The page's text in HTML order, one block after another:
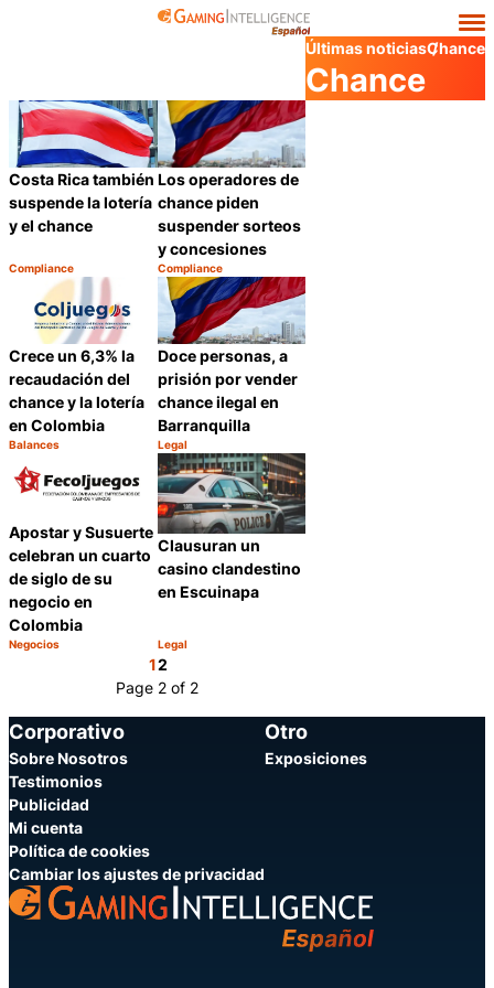
Últimas noticiasChance
Chance
Costa Rica también
suspende la lotería
y el chance
Categoría:
Compliance
Compartir
Los operadores de
chance piden
suspender sorteos
y concesiones
Categoría:
Compliance
Crece un 6,3% la
recaudación del
chance y la lotería
en Colombia
Categoría:
Balances
Compartir
Doce personas, a
prisión por vender
chance ilegal en
Barranquilla
Categoría:
Legal
Apostar y Susuerte
celebran un cuarto
de siglo de su
negocio en
Colombia
Categoría:
Negocios
Compartir
Clausuran un
casino clandestino
en Escuinapa
Categoría:
Legal
12
Page 2 of 2
Corporativo
Sobre Nosotros
Testimonios
Publicidad
Mi cuenta
Política de cookies
Cambiar los ajustes de privacidad
Otro
Exposiciones